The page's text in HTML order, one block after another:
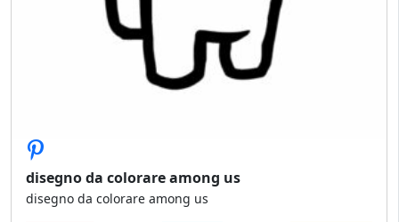
disegno da colorare among us
disegno da colorare among us